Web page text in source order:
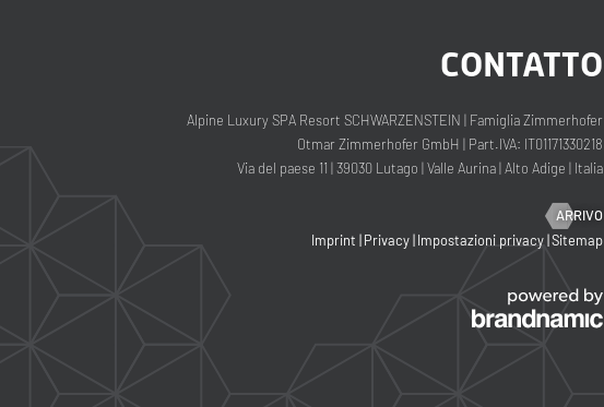
CONTATTO
Alpine Luxury SPA Resort SCHWARZENSTEIN | Famiglia Zimmerhofer
Otmar Zimmerhofer GmbH | Part.IVA: IT01171330218
Via del paese 11 | 39030 Lutago | Valle Aurina| Alto Adige | Italia
ARRIVO
Imprint |Privacy|Impostazioni privacy|Sitemap